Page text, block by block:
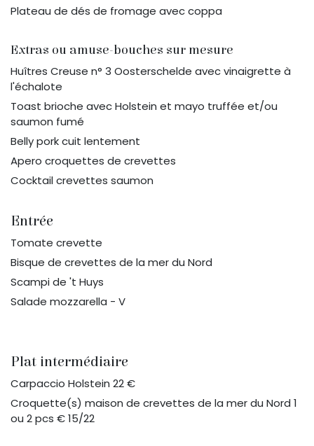
Plateau de dés de fromage avec coppa
Extras ou amuse-bouches sur mesure
Huîtres Creuse n° 3 Oosterschelde avec vinaigrette à
l'échalote
Toast brioche avec Holstein et mayo truffée et/ou
saumon fumé
Belly pork cuit lentement
Apero croquettes de crevettes
Cocktail crevettes saumon
Entrée
Tomate crevette
Bisque de crevettes de la mer du Nord
Scampi de 't Huys
Salade mozzarella - V
Plat intermédiaire
Carpaccio Holstein 22 €
Croquette(s) maison de crevettes de la mer du Nord 1
ou 2 pcs € 15/22